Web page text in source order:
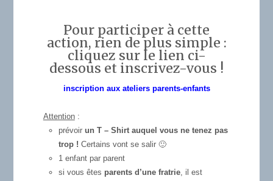
Pour participer à cette
action, rien de plus simple :
cliquez sur le lien ci-
dessous et inscrivez-vous !
inscription aux ateliers parents-enfants
Attention:
prévoirun T – Shirt auquel vous ne tenez pas
trop ! Certains vont se salir 🙂
1 enfant par parent
si vous êtes parents d’une fratrie, il est